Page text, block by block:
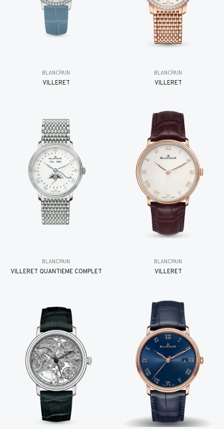
BLANCPAIN
VILLERET
BLANCPAIN
VILLERET
BLANCPAIN
VILLERET QUANTIÈME COMPLET
BLANCPAIN
VILLERET